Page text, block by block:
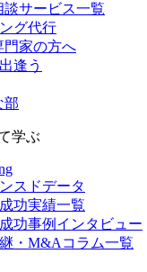
サービス一覧
グ代行
家の方へ
逢う
部
学ぶ
スドデータ
功実績一覧
功事例インタビュー
・M&Aコラム一覧